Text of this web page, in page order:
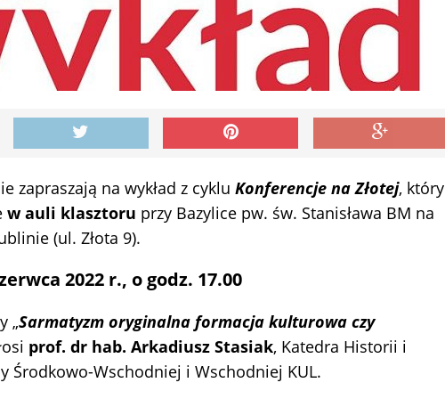
zapraszają na wykład z cyklu Konferencje na Złotej, który
w auli klasztoru przy Bazylice pw. św. Stanisława BM na
(ul. Złota 9).
2022 r., o godz. 17.00
„Sarmatyzm oryginalna formacja kulturowa czy
prof. dr hab. Arkadiusz Stasiak, Katedra Historii i
Środkowo-Wschodniej i Wschodniej KUL.